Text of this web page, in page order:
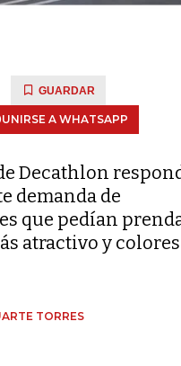
GUARDAR
UNIRSE A WHATSAPP
Decathlon
demanda de
que pedían
atractivo y
TORRES